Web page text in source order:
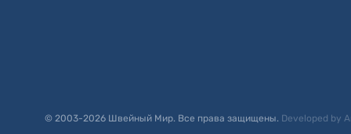
© 2003-2026 Швейный Мир. Все права защищены. Developed by